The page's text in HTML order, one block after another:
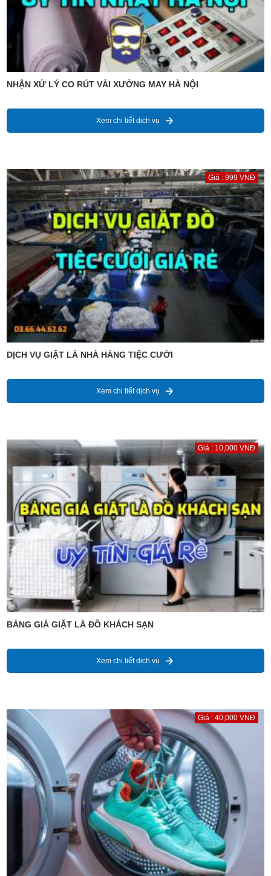
NHẬN XỬ LÝ CO RÚT VẢI XƯỞNG MAY HÀ NỘI
Xem chi tiết dịch vụ
Giá : 999 VNĐ
DỊCH VỤ GIẶT LÀ NHÀ HÀNG TIỆC CƯỚI
Xem chi tiết dịch vụ
Giá : 10,000 VNĐ
BẢNG GIÁ GIẶT LÀ ĐỒ KHÁCH SẠN
Xem chi tiết dịch vụ
Giá : 40,000 VNĐ